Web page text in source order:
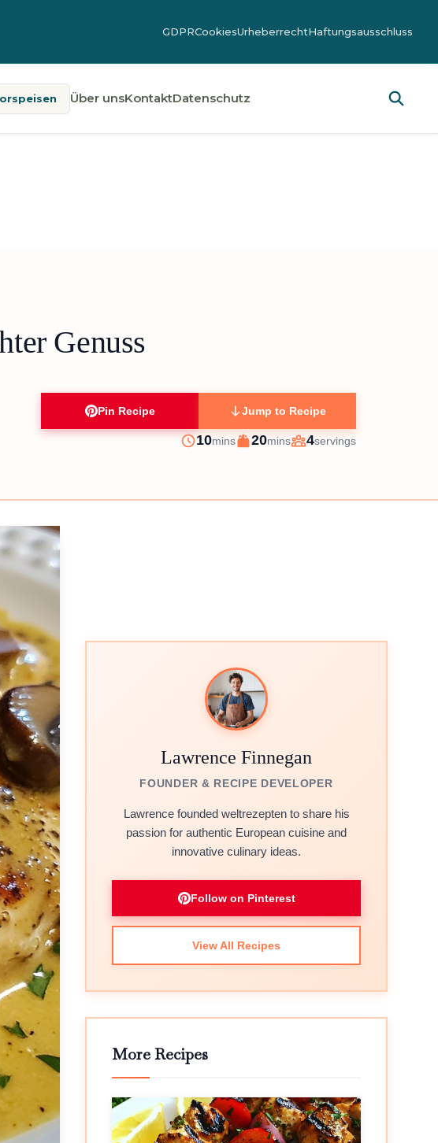
GDPRCookiesUrheberrechtHaftungsausschluss
Über unsKontaktDatenschutz
Genuss
Pin Recipe Jump to Recipe
Prep
10minutes
mins
Cook
20minutes
mins
Servings
4servings
Lawrence Finnegan
FOUNDER & RECIPE DEVELOPER
Lawrence founded weltrezepten to share his
passion for authentic European cuisine and
innovative culinary ideas.
Follow on Pinterest
View All Recipes
More Recipes